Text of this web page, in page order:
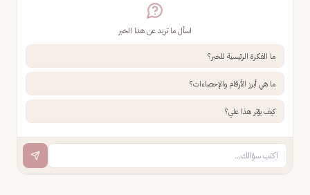
اسأل ما تريد عن هذا الخبر
ما الفكرة الرئيسية للخبر؟
ما هي أبرز الأرقام والإحصاءات؟
كيف يؤثر هذا علي؟